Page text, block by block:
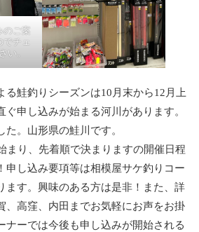
ご案
でチェ
い。
る鮭釣りシーズンは10月末から12月上
申し込みが始まる河川があります。
。山形県の鮭川です。
まり、先着順で決まりますの開催日程
申し込み要項等は相模屋サケ釣りコー
ます。興味のある方は是非！また、詳
、高窪、内田までお気軽にお声をお掛
ナーでは今後も申し込みが開始される